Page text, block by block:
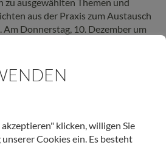
aus der Praxis zum Austausch
Am Donnerstag, 10. Dezember um
und Schönheit in Palliative Care“.
klicken, willigen Sie
Cookies ein. Es besteht